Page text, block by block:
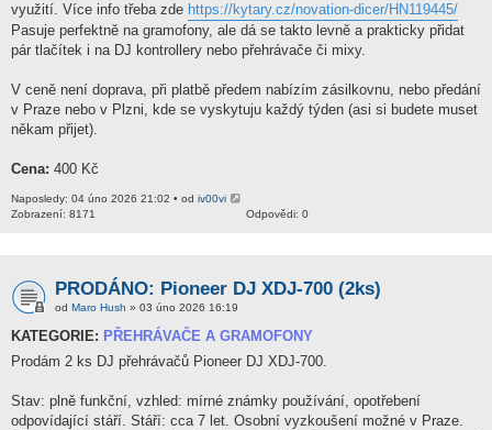
využití. Více info třeba zde https://kytary.cz/novation-dicer/HN119445/
Pasuje perfektně na gramofony, ale dá se takto levně a prakticky přidat
pár tlačítek i na DJ kontrollery nebo přehrávače či mixy.
V ceně není doprava, při platbě předem nabízím zásilkovnu, nebo předání
v Praze nebo v Plzni, kde se vyskytuju každý týden (asi si budete muset
někam přijet).
Cena: 400 Kč
Naposledy: 04 úno 2026 21:02 • od iv00vi
Odpovědi: 0
Zobrazení: 8171
PRODÁNO: Pioneer DJ XDJ-700 (2ks)
od Maro Hush » 03 úno 2026 16:19
KATEGORIE: PŘEHRÁVAČE A GRAMOFONY
Prodám 2 ks DJ přehrávačů Pioneer DJ XDJ-700.
Stav: plně funkční, vzhled: mírné známky používání, opotřebení
odpovídající stáří. Stáří: cca 7 let. Osobní vyzkoušení možné v Praze.